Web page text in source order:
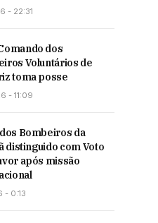
- 22:31
dos
Voluntários de
toma posse
- 11:09
Bombeiros da
distinguido com Voto
após missão
- 0:13